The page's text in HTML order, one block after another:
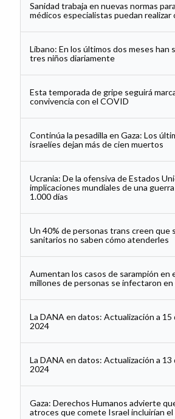
Sanidad trabaja en nuevas normas
médicos especialistas puedan
Líbano: En los últimos dos meses han
tres niños diariamente
Esta temporada de gripe seguirá
convivencia con el COVID
Continúa la pesadilla en Gaza: Los
israelíes dejan más de cien muertos
Ucrania: De la ofensiva de Estados
implicaciones mundiales de una
1.000 días
Un 40% de personas trans creen que
sanitarios no saben cómo atenderles
Aumentan los casos de sarampión en
millones de personas se infectaron en
La DANA en datos: Actualización a
2024
La DANA en datos: Actualización a
2024
Gaza: Derechos Humanos advierte
atroces que comete Israel incluirían